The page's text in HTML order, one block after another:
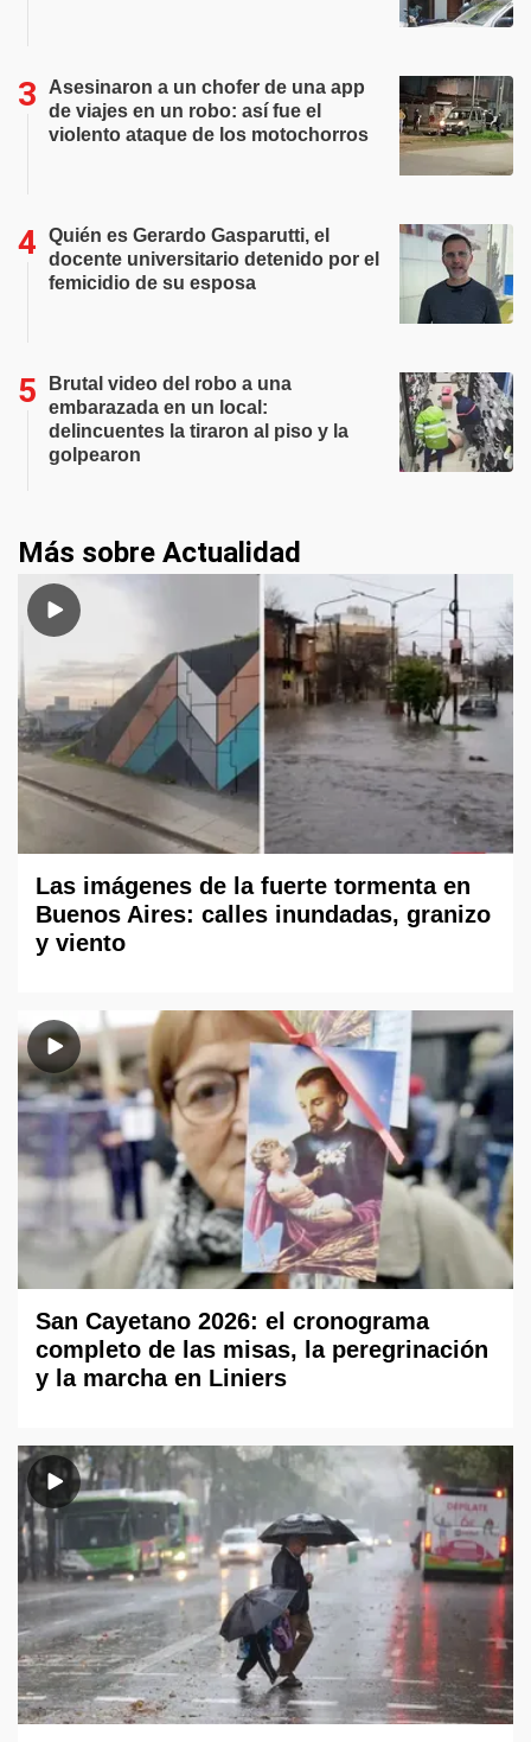
Asesinaron a un chofer de una app
de viajes en un robo: así fue el
violento ataque de los motochorros
Quién es Gerardo Gasparutti, el
docente universitario detenido por el
femicidio de su esposa
Brutal video del robo a una
embarazada en un local:
delincuentes la tiraron al piso y la
golpearon
Más sobre Actualidad
Las imágenes de la fuerte tormenta en
Buenos Aires: calles inundadas, granizo
y viento
San Cayetano 2026: el cronograma
completo de las misas, la peregrinación
y la marcha en Liniers